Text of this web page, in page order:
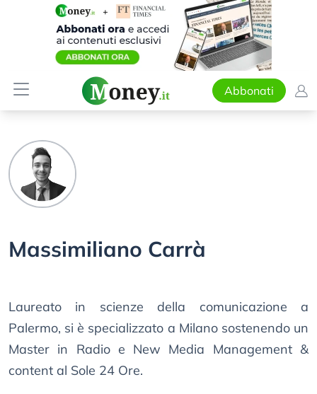
Abbonati
Massimiliano Carrà
Laureato in scienze della comunicazione a
Palermo, si è specializzato a Milano sostenendo un
Master in Radio e New Media Management &
content al Sole 24 Ore.